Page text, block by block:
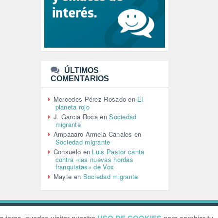
LEÓN XIV (5)
LGTBI (1)
MEMORIA HISTÓRICA (232)
MONARQUÍA (26)
NATURALEZA (1)
PALESTINA (8)
PARTICIPACIÓN CIUDADANA (392)
PAZ (2)
PENSIONES (12)
PEPE MUJICA (2)
PESCADORES (1)
POBREZA (2)
POLÍTICA INTERNACIONAL (366)
POLÍTICA VALENCIA (357)
ÚLTIMOS
COMENTARIOS
Mercedes Pérez Rosado en El
planeta rojo
J. Garcia Roca enSociedad
migrante
Ampaaaro Armela Canales en
Sociedad migrante
Consuelo en Luis Pastor canta
contra «las nuevas hordas
franquistas» de Vox
Mayte en Sociedad migrante